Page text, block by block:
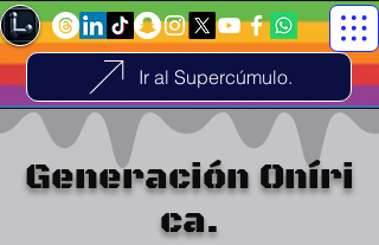
Ir al Supercúmulo.
Generación Oníri
ca.